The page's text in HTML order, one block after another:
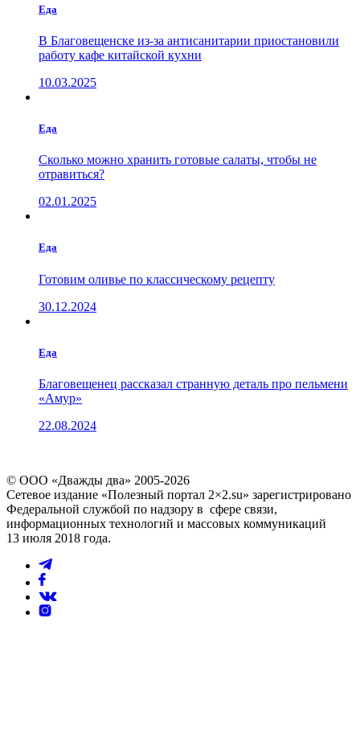
Еда
В Благовещенске из-за антисанитарии приостановили
работу кафе китайской кухни
10.03.2025
Еда
Сколько можно хранить готовые салаты, чтобы не
отравиться?
02.01.2025
Еда
Готовим оливье по классическому рецепту
30.12.2024
Еда
Благовещенец рассказал странную деталь про пельмени
«Амур»
22.08.2024
© ООО «Дважды два» 2005-2026
Сетевое издание «Полезный портал 2×2.su» зарегистрировано
Федеральной службой по надзору в сфере связи,
информационных технологий и массовых коммуникаций
13 июля 2018 года.